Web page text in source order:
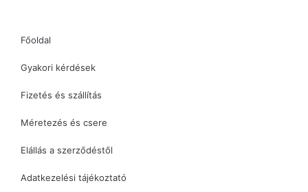
o
m
Főoldal
Gyakori kérdések
Fizetés és szállítás
Méretezés és csere
Elállás a szerződéstől
Adatkezelési tájékoztató